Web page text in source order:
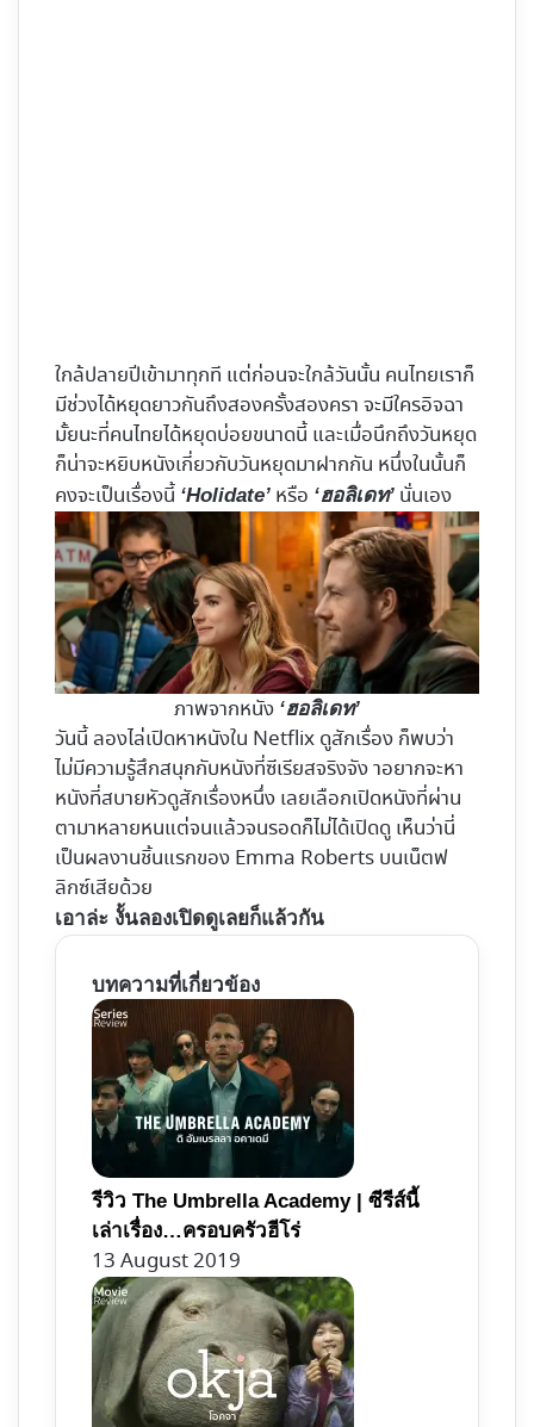
ใกล้ปลายปีเข้ามาทุกที แต่ก่อนจะใกล้วันนั้น คนไทยเราก็
มีช่วงได้หยุดยาวกันถึงสองครั้งสองครา จะมีใครอิจฉา
มั้ยนะที่คนไทยได้หยุดบ่อยขนาดนี้ และเมื่อนึกถึงวันหยุด
ก็น่าจะหยิบหนังเกี่ยวกับวันหยุดมาฝากกัน หนึ่งในนั้นก็
คงจะเป็นเรื่องนี้ ‘Holidate’ หรือ ‘ฮอลิเดท’ นั่นเอง
ภาพจากหนัง ‘ฮอลิเดท’
วันนี้ ลองไล่เปิดหาหนังใน Netflix ดูสักเรื่อง ก็พบว่า
ไม่มีความรู้สึกสนุกกับหนังที่ซีเรียสจริงจัง าอยากจะหา
หนังที่สบายหัวดูสักเรื่องหนึ่ง เลยเลือกเปิดหนังที่ผ่าน
ตามาหลายหนแต่จนแล้วจนรอดก็ไม่ได้เปิดดู เห็นว่านี่
เป็นผลงานชิ้นแรกของ Emma Roberts บนเน็ตฟ
ลิกซ์เสียด้วย
เอาล่ะ งั้นลองเปิดดูเลยก็แล้วกัน
บทความที่เกี่ยวข้อง
รีวิว The Umbrella Academy | ซีรีส์นี้
เล่าเรื่อง…ครอบครัวฮีโร่
13 August 2019